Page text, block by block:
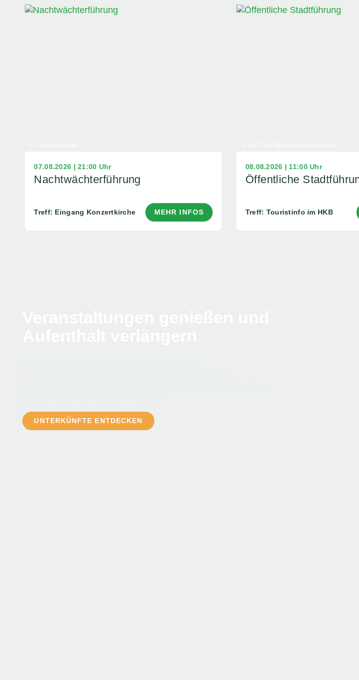
07.08.2026 | 21:00 Uhr
Nachtwächterführung
Treff: Eingang Konzertkirche MEHR INFOS
08.08.2026 | 11:00 Uhr
Öffentliche
Treff: Touristinfo im HKB
UNTERKÜNFTE ENTDECKEN